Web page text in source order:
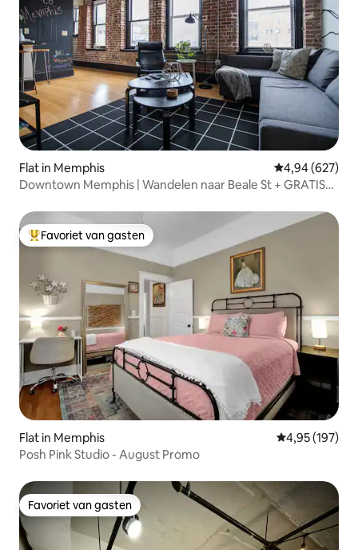
Flat in Memphis Gemiddelde
4,94 (627)
Downtown Memphis | Wandelen naar Beale St + GRATIS
Topfavoriet van gasten
Favoriet van gasten
Flat in Memphis Gemiddelde
4,95 (197)
Posh Pink Studio - August Promo
Favoriet van gasten
Favoriet van gasten